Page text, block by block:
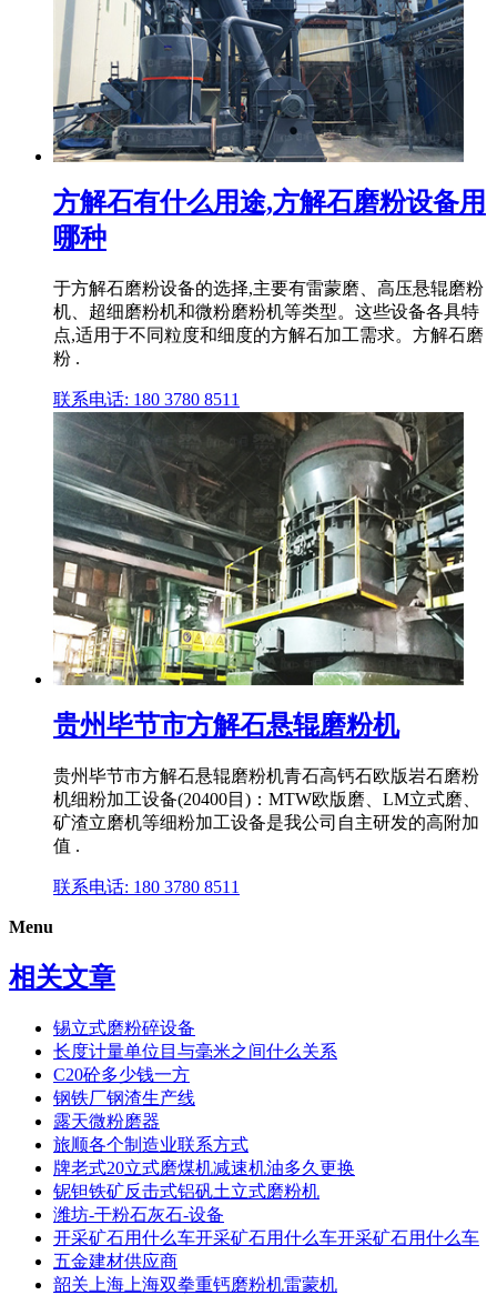
方解石有什么用途,方解石磨粉设备用
哪种
于方解石磨粉设备的选择,主要有雷蒙磨、高压悬辊磨粉
机、超细磨粉机和微粉磨粉机等类型。这些设备各具特
点,适用于不同粒度和细度的方解石加工需求。方解石磨
粉 .
联系电话: 180 3780 8511
贵州毕节市方解石悬辊磨粉机
贵州毕节市方解石悬辊磨粉机青石高钙石欧版岩石磨粉
机细粉加工设备(20400目)：MTW欧版磨、LM立式磨、
矿渣立磨机等细粉加工设备是我公司自主研发的高附加
值 .
联系电话: 180 3780 8511
Menu
相关文章
锡立式磨粉碎设备
长度计量单位目与毫米之间什么关系
C20砼多少钱一方
钢铁厂钢渣生产线
露天微粉磨器
旅顺各个制造业联系方式
牌老式20立式磨煤机减速机油多久更换
铌钽铁矿反击式铝矾土立式磨粉机
潍坊-干粉石灰石-设备
开采矿石用什么车开采矿石用什么车开采矿石用什么车
五金建材供应商
韶关上海上海双拳重钙磨粉机雷蒙机